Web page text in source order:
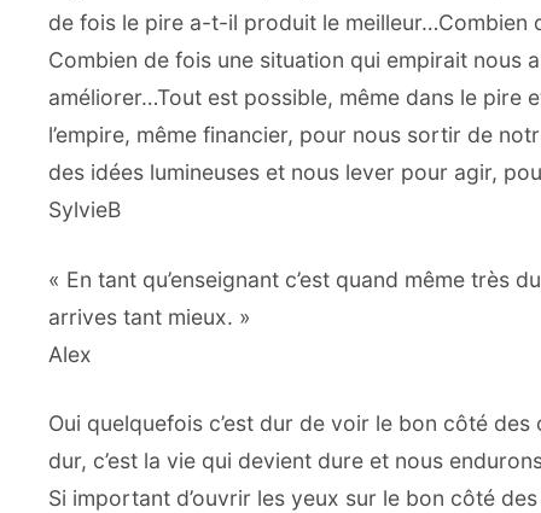
de fois le pire a-t-il produit le meilleur…Combien
Combien de fois une situation qui empirait nous
améliorer…Tout est possible, même dans le
l’empire, même financier, pour nous sortir de
des idées lumineuses et nous lever pour agir,
SylvieB
« En tant qu’enseignant c’est quand même très
arrives tant mieux. »
Alex
Oui quelquefois c’est dur de voir le bon côté
dur, c’est la vie qui devient dure et nous
Si important d’ouvrir les yeux sur le bon côté